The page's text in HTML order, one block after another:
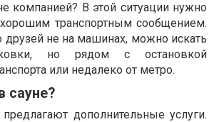
компанией? В этой ситуации нужно
транспортным сообщением.
друзей не на машинах, можно искать
но рядом с остановкой
или недалеко от метро.
сауне?
дополнительные услуги.